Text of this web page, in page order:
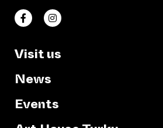
Taiteen talo Facebookissa
(opens an external website)
Taiteen talo Instagramissa
(opens an external website)
Visit us
News
Events